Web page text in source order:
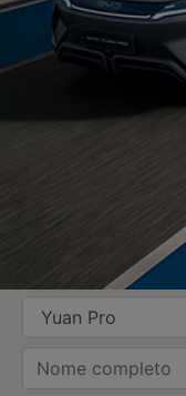
SOLICITAR